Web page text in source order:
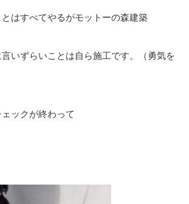
はすべてやるがモットーの森建築
いずらいことは自ら施工です。（勇気を
ックが終わって